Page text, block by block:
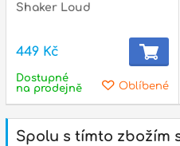
Shaker Loud
449 Kč
Oblíbené
Dostupné
na prodejně
Spolu s tímto zbožím